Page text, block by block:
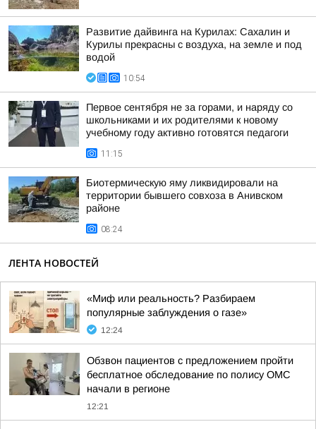
Развитие дайвинга на Курилах: Сахалин и
Курилы прекрасны с воздуха, на земле и под
водой
10:54
Первое сентября не за горами, и наряду со
школьниками и их родителями к новому
учебному году активно готовятся педагоги
11:15
Биотермическую яму ликвидировали на
территории бывшего совхоза в Анивском
районе
08:24
ЛЕНТА НОВОСТЕЙ
«Миф или реальность? Разбираем
популярные заблуждения о газе»
12:24
Обзвон пациентов с предложением пройти
бесплатное обследование по полису ОМС
начали в регионе
12:21